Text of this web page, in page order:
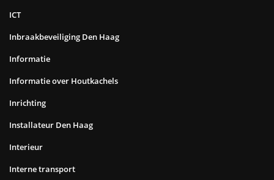
ICT
Inbraakbeveiliging Den Haag
Informatie
Informatie over Houtkachels
Inrichting
Installateur Den Haag
Interieur
Interne transport